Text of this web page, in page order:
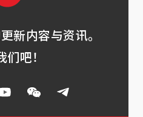
新内容与资讯。
吧！